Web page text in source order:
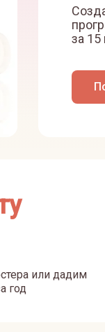
за 15
или дадим
год